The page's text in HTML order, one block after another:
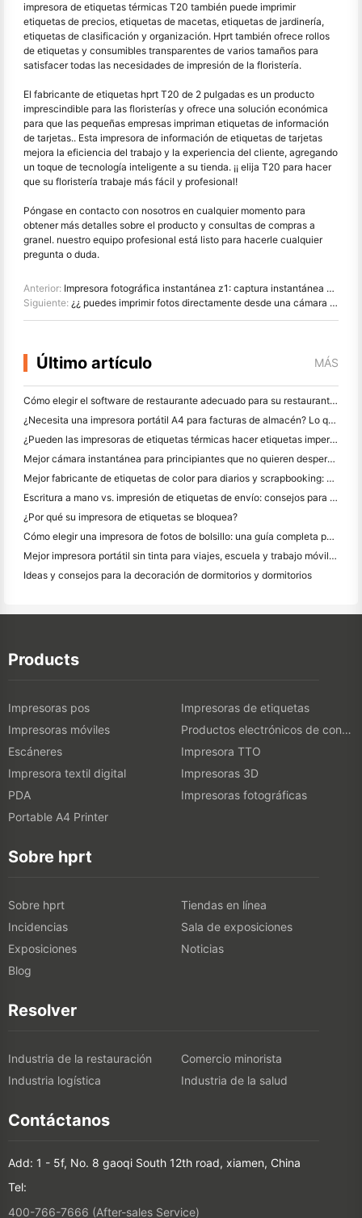
impresora de etiquetas térmicas T20 también puede imprimir
etiquetas de precios, etiquetas de macetas, etiquetas de jardinería,
etiquetas de clasificación y organización. Hprt también ofrece rollos
de etiquetas y consumibles transparentes de varios tamaños para
satisfacer todas las necesidades de impresión de la floristería.
El fabricante de etiquetas hprt T20 de 2 pulgadas es un producto
imprescindible para las floristerías y ofrece una solución económica
para que las pequeñas empresas impriman etiquetas de información
de tarjetas.. Esta impresora de información de etiquetas de tarjetas
mejora la eficiencia del trabajo y la experiencia del cliente, agregando
un toque de tecnología inteligente a su tienda. ¡¡ elija T20 para hacer
que su floristería trabaje más fácil y profesional!
Póngase en contacto con nosotros en cualquier momento para
obtener más detalles sobre el producto y consultas de compras a
granel. nuestro equipo profesional está listo para hacerle cualquier
pregunta o duda.
Anterior: Impresora fotográfica instantánea z1: captura instantánea y aprecia tu memoria
Siguiente: ¿¿ puedes imprimir fotos directamente desde una cámara digital?
Último artículo MÁS
Cómo elegir el software de restaurante adecuado para su restaurante pequeño o mediano
¿Necesita una impresora portátil A4 para facturas de almacén? Lo que realmente funciona
¿Pueden las impresoras de etiquetas térmicas hacer etiquetas impermeables para productos de pequeñas empresas?
Mejor cámara instantánea para principiantes que no quieren desperdiciar papel
Mejor fabricante de etiquetas de color para diarios y scrapbooking: Añadir más color a cada página
Escritura a mano vs. impresión de etiquetas de envío: consejos para las pequeñas empresas en 2026
¿Por qué su impresora de etiquetas se bloquea?
Cómo elegir una impresora de fotos de bolsillo: una guía completa para los usuarios de diario, viajes y iPhone
Mejor impresora portátil sin tinta para viajes, escuela y trabajo móvil: Hanin MT620 Pro
Ideas y consejos para la decoración de dormitorios y dormitorios
Products
Impresoras pos
Impresoras de etiquetas
Impresoras móviles
Productos electrónicos de consumo
Escáneres
Impresora TTO
Impresora textil digital
Impresoras 3D
PDA
Impresoras fotográficas
Portable A4 Printer
Sobre hprt
Sobre hprt
Tiendas en línea
Incidencias
Sala de exposiciones
Exposiciones
Noticias
Blog
Resolver
Industria de la restauración
Comercio minorista
Industria logística
Industria de la salud
Contáctanos
Add: 1 - 5f, No. 8 gaoqi South 12th road, xiamen, China
Tel:
400-766-7666 (After-sales Service)